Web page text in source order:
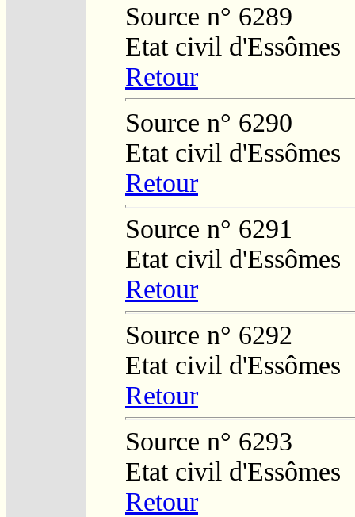
Source n° 6289
Etat civil d'Essômes
Retour
Source n° 6290
Etat civil d'Essômes
Retour
Source n° 6291
Etat civil d'Essômes
Retour
Source n° 6292
Etat civil d'Essômes
Retour
Source n° 6293
Etat civil d'Essômes
Retour